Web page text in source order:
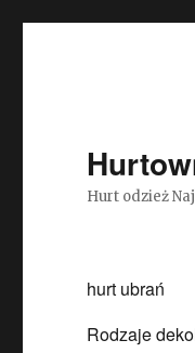
Hurt odzież
hurt ubrań
Rodzaje